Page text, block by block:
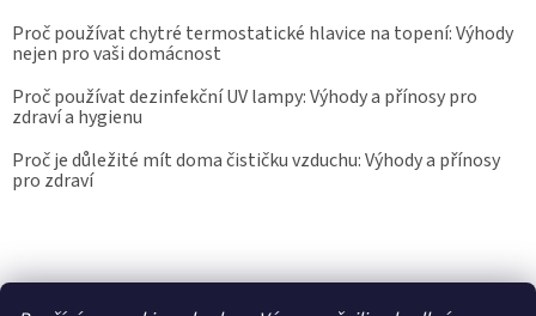
Proč používat chytré termostatické hlavice na topení: Výhody
nejen pro vaši domácnost
Proč používat dezinfekční UV lampy: Výhody a přínosy pro
zdraví a hygienu
Proč je důležité mít doma čističku vzduchu: Výhody a přínosy
pro zdraví